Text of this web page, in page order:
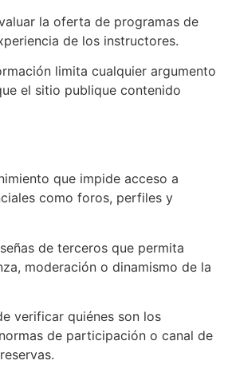
la oferta de programas de
de los instructores.
limita cualquier argumento
el sitio publique contenido
que impide acceso a
como foros, perfiles y
de terceros que permita
moderación o dinamismo de la
verificar quiénes son los
de participación o canal de